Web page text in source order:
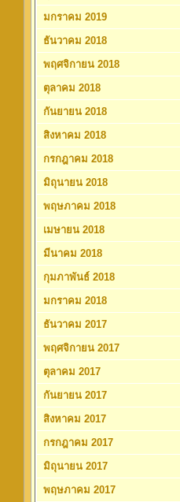
มกราคม 2019
ธันวาคม 2018
พฤศจิกายน 2018
ตุลาคม 2018
กันยายน 2018
สิงหาคม 2018
กรกฎาคม 2018
มิถุนายน 2018
พฤษภาคม 2018
เมษายน 2018
มีนาคม 2018
กุมภาพันธ์ 2018
มกราคม 2018
ธันวาคม 2017
พฤศจิกายน 2017
ตุลาคม 2017
กันยายน 2017
สิงหาคม 2017
กรกฎาคม 2017
มิถุนายน 2017
พฤษภาคม 2017